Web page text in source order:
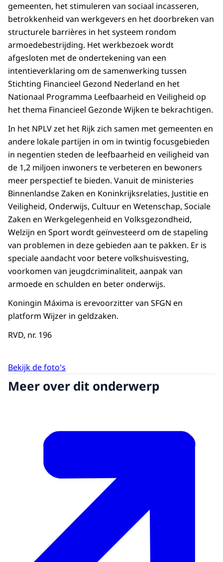
gemeenten, het stimuleren van sociaal incasseren,
betrokkenheid van werkgevers en het doorbreken van
structurele barrières in het systeem rondom
armoedebestrijding. Het werkbezoek wordt
afgesloten met de ondertekening van een
intentieverklaring om de samenwerking tussen
Stichting Financieel Gezond Nederland en het
Nationaal Programma Leefbaarheid en Veiligheid op
het thema Financieel Gezonde Wijken te bekrachtigen.
In het NPLV zet het Rijk zich samen met gemeenten en
andere lokale partijen in om in twintig focusgebieden
in negentien steden de leefbaarheid en veiligheid van
de 1,2 miljoen inwoners te verbeteren en bewoners
meer perspectief te bieden. Vanuit de ministeries
Binnenlandse Zaken en Koninkrijksrelaties, Justitie en
Veiligheid, Onderwijs, Cultuur en Wetenschap, Sociale
Zaken en Werkgelegenheid en Volksgezondheid,
Welzijn en Sport wordt geïnvesteerd om de stapeling
van problemen in deze gebieden aan te pakken. Er is
speciale aandacht voor betere volkshuisvesting,
voorkomen van jeugdcriminaliteit, aanpak van
armoede en schulden en beter onderwijs.
Koningin Máxima is erevoorzitter van SFGN en
platform Wijzer in geldzaken.
RVD, nr. 196
Bekijk de foto's
Meer over dit onderwerp